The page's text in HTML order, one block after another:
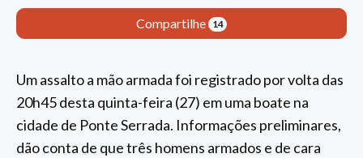
Compartilhe 14
Um assalto a mão armada foi registrado por volta das
20h45 desta quinta-feira (27) em uma boate na
cidade de Ponte Serrada. Informações preliminares,
dão conta de que três homens armados e de cara